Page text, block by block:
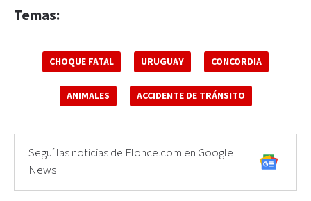
Temas:
CHOQUE FATAL URUGUAY CONCORDIA
ANIMALES ACCIDENTE DE TRÁNSITO
Seguí las noticias de Elonce.com en Google
News